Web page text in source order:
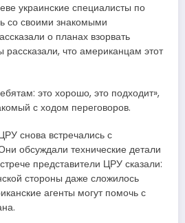
украинские специалисты по
со своими знакомыми
о планах взорвать
рассказали, что американцам этот
это хорошо, это подходит»,
с ходом переговоров.
снова встречались с
обсуждали технические детали
представители ЦРУ сказали:
стороны даже сложилось
агенты могут помочь с